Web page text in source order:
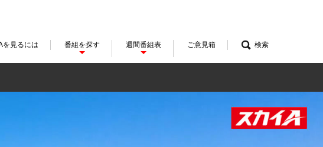
を見るには 番組を探す 週間番組表 ご意見箱 検索